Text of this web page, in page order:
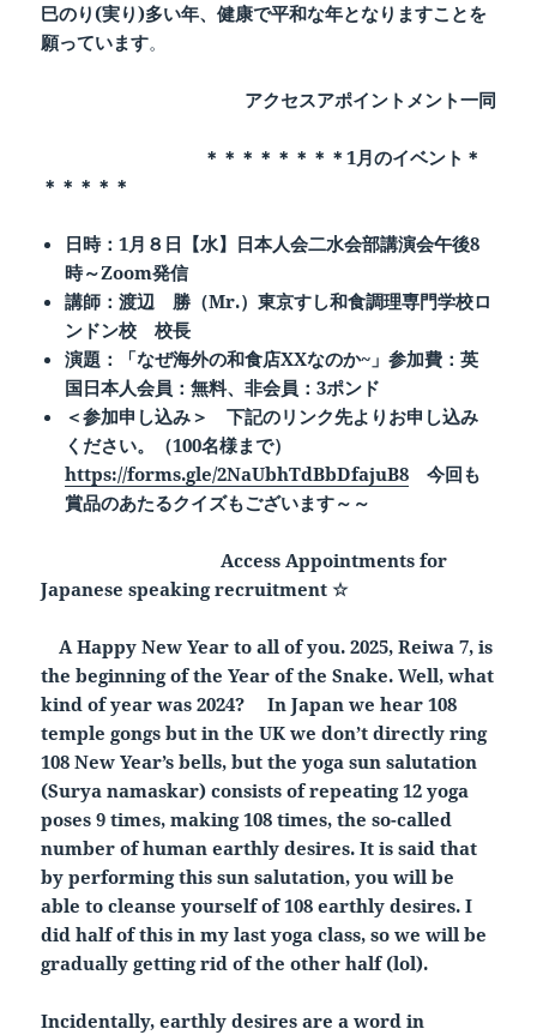
巳のり(実り)多い年、健康で平和な年となりますことを
願っています。
アクセスアポイントメント一同
＊＊＊＊＊＊＊＊1月のイベント＊
＊＊＊＊＊
日時：1月８日【水】日本人会二水会部講演会午後8
時～Zoom発信
講師：渡辺 勝（Mr.）東京すし和食調理専門学校ロ
ンドン校 校長
演題：「なぜ海外の和食店XXなのか~」参加費：英
国日本人会員：無料、非会員：3ポンド
＜参加申し込み＞ 下記のリンク先よりお申し込み
ください。（100名様まで）
https://forms.gle/2NaUbhTdBbDfajuB8 今回も
賞品のあたるクイズもございます～～
Access Appointments for
Japanese speaking recruitment ☆
A Happy New Year to all of you. 2025, Reiwa 7, is
the beginning of the Year of the Snake. Well, what
kind of year was 2024? In Japan we hear 108
temple gongs but in the UK we don’t directly ring
108 New Year’s bells, but the yoga sun salutation
(Surya namaskar) consists of repeating 12 yoga
poses 9 times, making 108 times, the so-called
number of human earthly desires. It is said that
by performing this sun salutation, you will be
able to cleanse yourself of 108 earthly desires. I
did half of this in my last yoga class, so we will be
gradually getting rid of the other half (lol).
Incidentally, earthly desires are a word in